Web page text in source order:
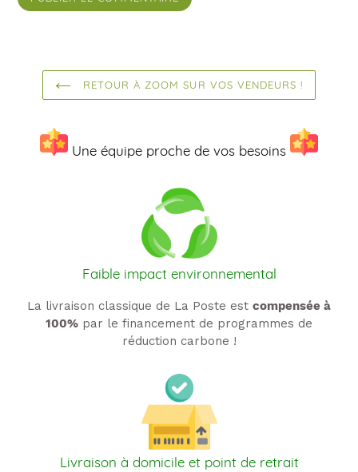
RETOUR À ZOOM SUR VOS VENDEURS !
Une équipe proche de vos besoins
Faible impact environnemental
La livraison classique de La Poste est compensée à
100% par le financement de programmes de
réduction carbone !
Livraison à domicile et point de retrait